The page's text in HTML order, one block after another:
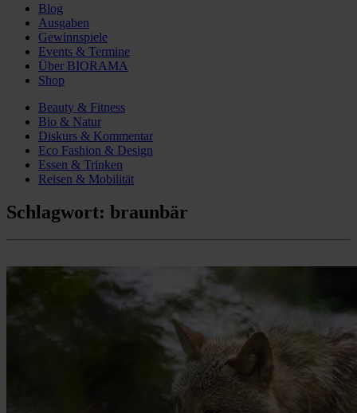
Blog
Ausgaben
Gewinnspiele
Events & Termine
Über BIORAMA
Shop
Beauty & Fitness
Bio & Natur
Diskurs & Kommentar
Eco Fashion & Design
Essen & Trinken
Reisen & Mobilität
Schlagwort: braunbär